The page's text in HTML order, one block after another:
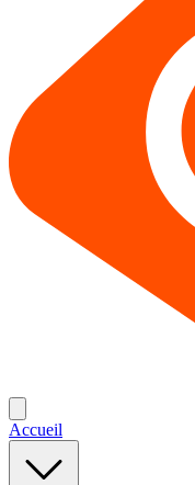
Accueil